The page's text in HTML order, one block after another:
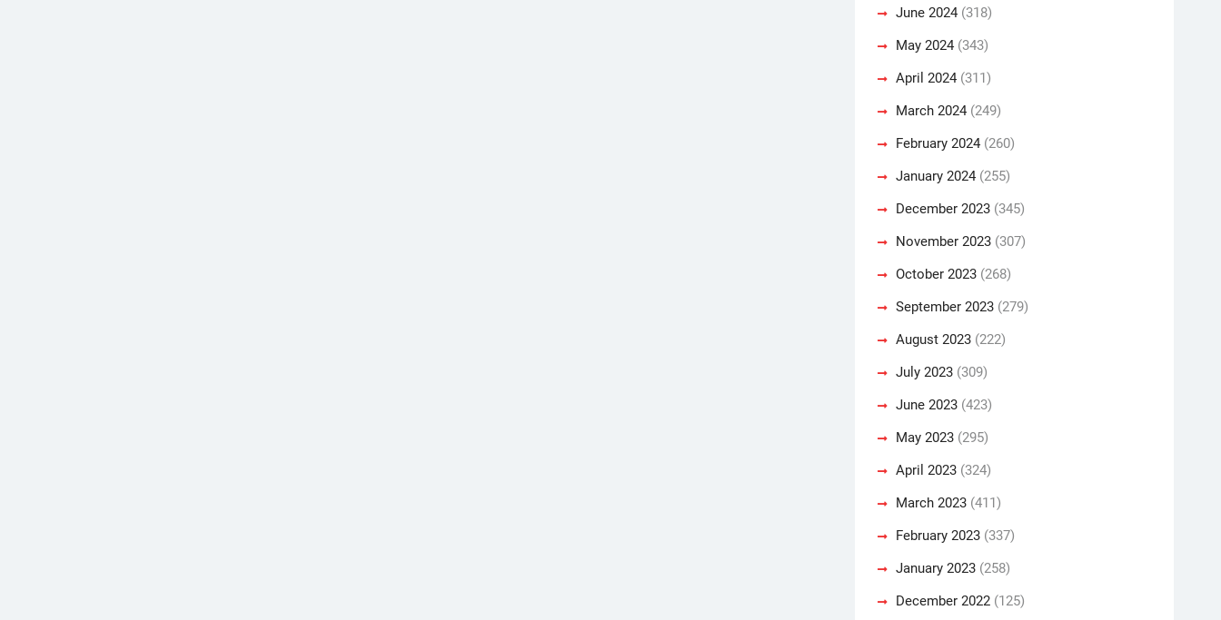
June 2024 (318)
May 2024 (343)
April 2024 (311)
March 2024 (249)
February 2024 (260)
January 2024 (255)
December 2023 (345)
November 2023 (307)
October 2023 (268)
September 2023 (279)
August 2023 (222)
July 2023 (309)
June 2023 (423)
May 2023 (295)
April 2023 (324)
March 2023 (411)
February 2023 (337)
January 2023 (258)
December 2022 (125)